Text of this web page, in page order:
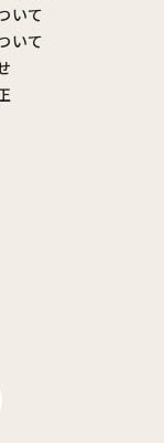
いて
いて